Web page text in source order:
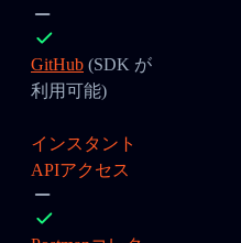
GitHub (SDK が
利用可能)
インスタント
APIアクセス